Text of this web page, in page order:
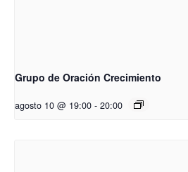
Grupo de Oración Crecimiento
agosto 10 @ 19:00 - 20:00